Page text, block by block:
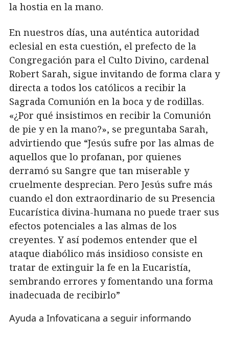
la hostia en la mano.
En nuestros días, una auténtica autoridad
eclesial en esta cuestión, el prefecto de la
Congregación para el Culto Divino, cardenal
Robert Sarah, sigue invitando de forma clara y
directa a todos los católicos a recibir la
Sagrada Comunión en la boca y de rodillas.
«¿Por qué insistimos en recibir la Comunión
de pie y en la mano?», se preguntaba Sarah,
advirtiendo que “Jesús sufre por las almas de
aquellos que lo profanan, por quienes
derramó su Sangre que tan miserable y
cruelmente desprecian. Pero Jesús sufre más
cuando el don extraordinario de su Presencia
Eucarística divina-humana no puede traer sus
efectos potenciales a las almas de los
creyentes. Y así podemos entender que el
ataque diabólico más insidioso consiste en
tratar de extinguir la fe en la Eucaristía,
sembrando errores y fomentando una forma
inadecuada de recibirlo”
Ayuda a Infovaticana a seguir informando